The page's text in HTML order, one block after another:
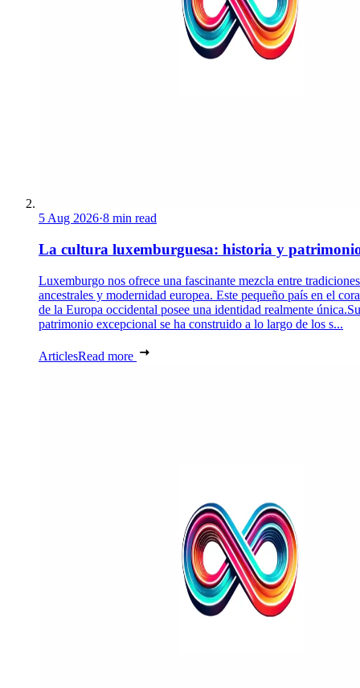
5 Aug 2026·8 min read
La cultura luxemburguesa: historia y
Luxemburgo nos ofrece una fascinante mezcla entre tradiciones
ancestrales y modernidad europea. Este pequeño país en el
de la Europa occidental posee una identidad realmente única.Su
patrimonio excepcional se ha construido a lo largo de los s...
ArticlesRead more